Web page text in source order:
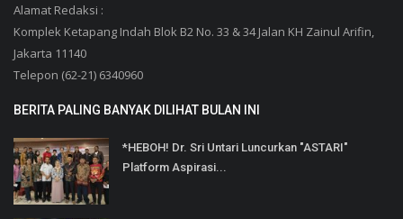
Alamat Redaksi :
Komplek Ketapang Indah Blok B2 No. 33 & 34 Jalan KH Zainul Arifin,
Jakarta 11140
Telepon (62-21) 6340960
BERITA PALING BANYAK DILIHAT BULAN INI
*HEBOH! Dr. Sri Untari Luncurkan "ASTARI"
Platform Aspirasi...